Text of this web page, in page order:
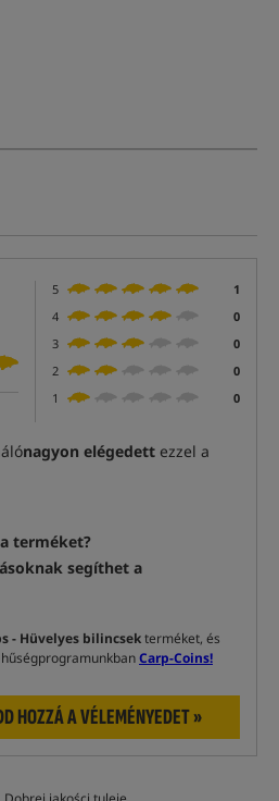
5
1
4
0
3
0
2
0
1
0
nagyon elégedett ezzel a
terméket?
segíthet a
- Hüvelyes bilincsekterméket, és
Carp-Coins!
HOZZÁ A VÉLEMÉNYEDET »